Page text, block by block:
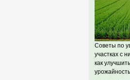
Советы по
участках с
как